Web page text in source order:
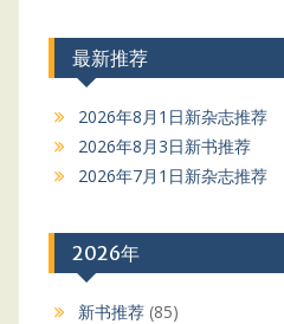
最新推荐
2026年8月1日新杂志推荐
2026年8月3日新书推荐
2026年7月1日新杂志推荐
2026年
新书推荐(85)